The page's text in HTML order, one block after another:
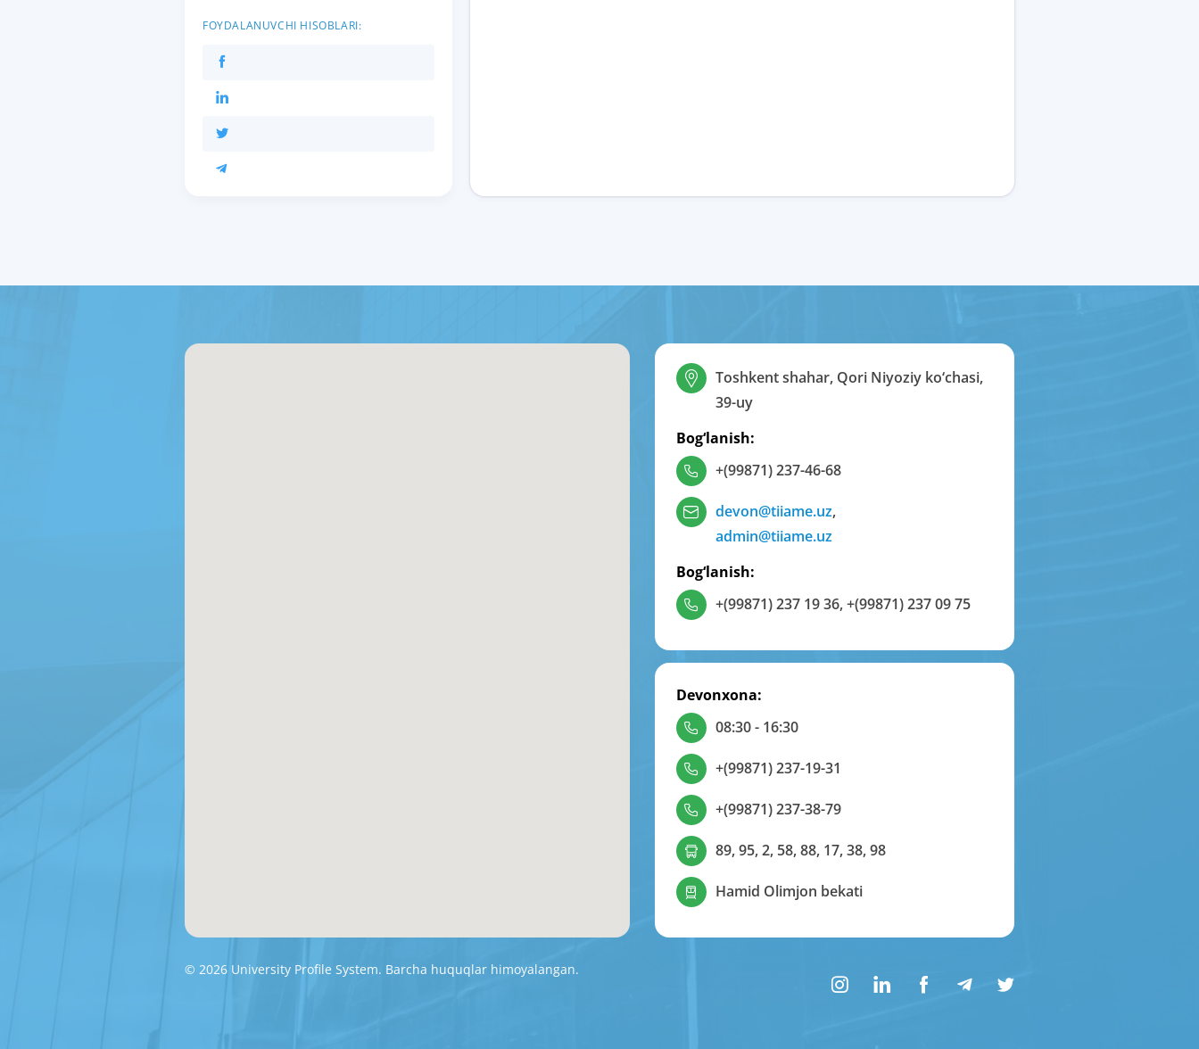
FOYDALANUVCHI HISOBLARI:
Toshkent shahar, Qori Niyoziy ko‘chasi,
39-uy
Bog‘lanish:
+(99871) 237-46-68
devon@tiiame.uz,
admin@tiiame.uz
Bog‘lanish:
+(99871) 237 19 36,+(99871) 237 09 75
Devonxona:
08:30 - 16:30
+(99871) 237-19-31
+(99871) 237-38-79
89, 95, 2, 58, 88, 17, 38, 98
Hamid Olimjon bekati
© 2026 University Profile System. Barcha huquqlar himoyalangan.